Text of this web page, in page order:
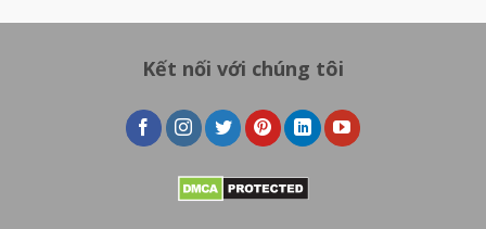
Kết nối với chúng tôi